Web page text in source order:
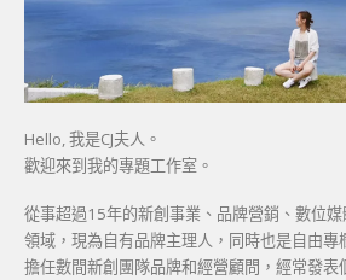
Hello, 我是CJ夫人。
歡迎來到我的專題工作室。
從事超過15年的新創事業、品牌營銷、數位
領域，現為自有品牌主理人，同時也是自由專
擔任數間新創團隊品牌和經營顧問，經常發表